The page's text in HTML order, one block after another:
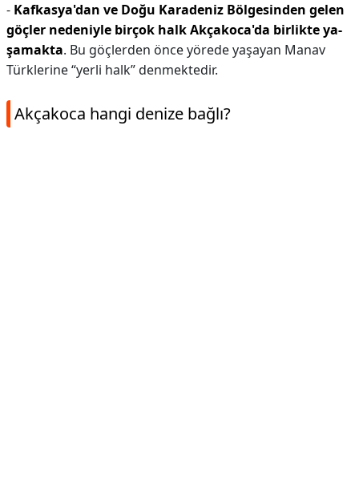
- Kafkasya'dan ve Doğu Karadeniz Bölgesinden gelen
göçler nedeniyle birçok halk Akçakoca'da birlikte ya-
şamakta. Bu göçlerden önce yörede yaşayan Manav
Türklerine “yerli halk” denmektedir.
Akçakoca hangi denize bağlı?